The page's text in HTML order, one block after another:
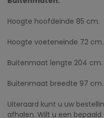
Hoogte hoofdeinde 85 cm.
Hoogte voeteneinde 72 cm.
Buitenmaat lengte 204 cm.
Buitenmaat breedte 97 cm.
Uiteraard kunt u uw
afhalen. Wilt u een